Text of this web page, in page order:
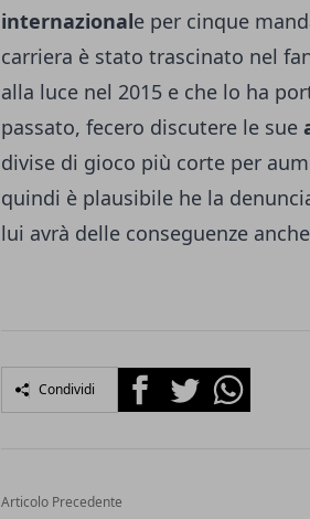
internazionale per cinque
carriera è stato trascinato nel
alla luce nel 2015 e che lo ha
passato, fecero discutere le sue
divise di gioco più corte per
quindi è plausibile he la
lui avrà delle conseguenze
Condividi FacebookTwitterWhatsapp
Articolo Precedente